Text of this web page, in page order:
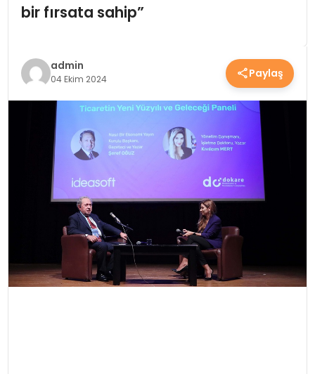
TEKNOLOJI
SAĞLIK
YAŞAM
bir fırsata sahip”
admin
04 Ekim 2024 Paylaş